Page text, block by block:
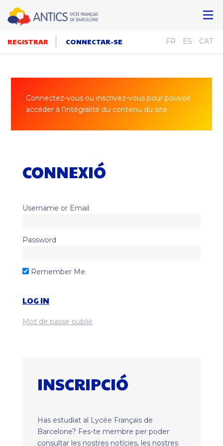
REGISTRAR CONNECTAR-SE FR ES CAT
Connectez-vous ou inscrivez-vous pour pouvoir
accéder à l’intégralité du contenu du site.
CONNEXIÓ
Username or Email
Password
Remember Me
Mot de passe oublié
INSCRIPCIÓ
Has estudiat al Lycée Français de
Barcelone? Fes-te membre per poder
consultar les nostres notícies, les nostres